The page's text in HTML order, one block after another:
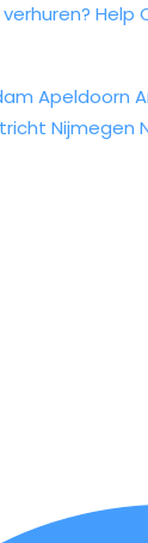
Help
Apeldoorn
Nijmegen